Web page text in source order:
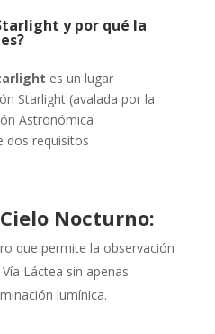
y por qué la
es un lugar
Starlight (avalada por la
Astronómica
dos requisitos
Nocturno:
que permite la observación
Láctea sin apenas
lumínica.